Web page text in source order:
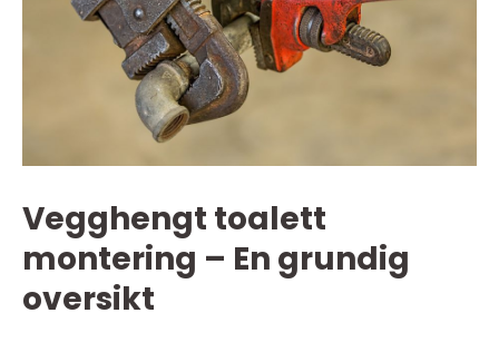
Vegghengt toalett
montering – En grundig
oversikt